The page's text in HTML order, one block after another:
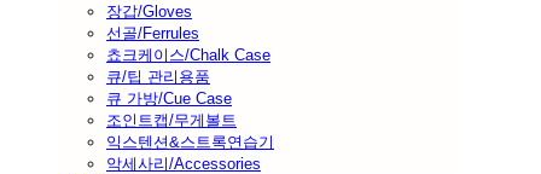
장갑/Gloves
선골/Ferrules
쵸크케이스/Chalk Case
큐/팁 관리용품
큐 가방/Cue Case
조인트캡/무게볼트
익스텐션&스트록연습기
악세사리/Accessories